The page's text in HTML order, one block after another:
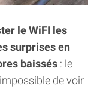
le WiFI les
surprises en
baissés : le
de voir